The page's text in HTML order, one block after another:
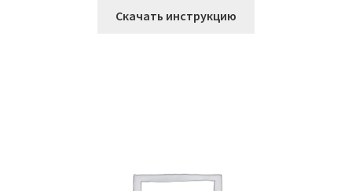
Скачать инструкцию